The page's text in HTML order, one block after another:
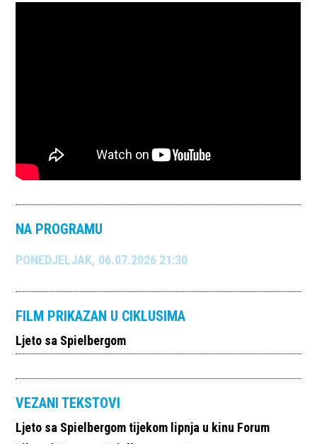
NA PROGRAMU
PONEDJELJAK, 06.07.2026 21:30
FILM PRIKAZAN U CIKLUSIMA
Ljeto sa Spielbergom
VEZANI TEKSTOVI
Ljeto sa Spielbergom tijekom lipnja u kinu Forum